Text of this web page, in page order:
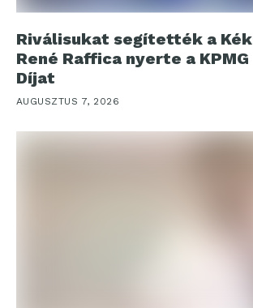
Riválisukat segítették a
René Raffica nyerte a KPMG
Díjat
AUGUSZTUS 7, 2026